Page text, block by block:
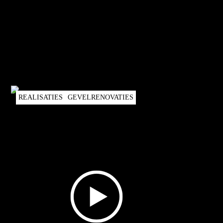
REALISATIES GEVELRENOVATIES